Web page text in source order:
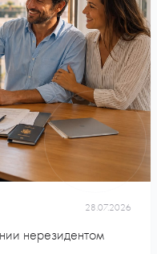
28.07.2026
нерезидентом